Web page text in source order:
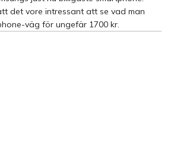
det vore intressant att se vad man
väg för ungefär 1700 kr.